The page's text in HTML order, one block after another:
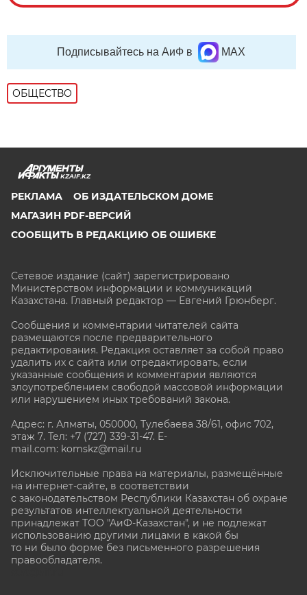
Подписывайтесь на АиФ в MAX
ОБЩЕСТВО
KZAIF.KZ
РЕКЛАМА
ОБ ИЗДАТЕЛЬСКОМ ДОМЕ
МАГАЗИН PDF-ВЕРСИЙ
СООБЩИТЬ В РЕДАКЦИЮ ОБ ОШИБКЕ
Сетевое издание (сайт) зарегистрировано
Министерством информации и коммуникаций
Казахстана. Главный редактор — Евгений Грюнберг.
Сообщения и комментарии читателей сайта
размещаются после предварительного
редактирования. Редакция оставляет за собой право
удалить их с сайта или отредактировать, если
указанные сообщения и комментарии являются
злоупотреблением свободой массовой информации
или нарушением иных требований закона.
Адрес: г. Алматы, 050000, Тулебаева 38/61, офис 702,
этаж 7. Тел: +7 (727) 339-31-47. E-
mail.com: komskz@mail.ru
Исключительные права на материалы, размещённые
на интернет-сайте, в соответствии
с законодательством Республики Казахстан об охране
результатов интеллектуальной деятельности
принадлежат ТОО "АиФ-Казахстан", и не подлежат
использованию другими лицами в какой бы
то ни было форме без письменного разрешения
правообладателя.